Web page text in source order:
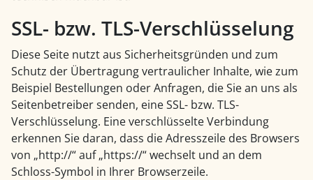
SSL- bzw. TLS-Verschlüsselung
Diese Seite nutzt aus Sicherheitsgründen und zum
Schutz der Übertragung vertraulicher Inhalte, wie zum
Beispiel Bestellungen oder Anfragen, die Sie an uns als
Seitenbetreiber senden, eine SSL- bzw. TLS-
Verschlüsselung. Eine verschlüsselte Verbindung
erkennen Sie daran, dass die Adresszeile des Browsers
von „http://“ auf „https://“ wechselt und an dem
Schloss-Symbol in Ihrer Browserzeile.